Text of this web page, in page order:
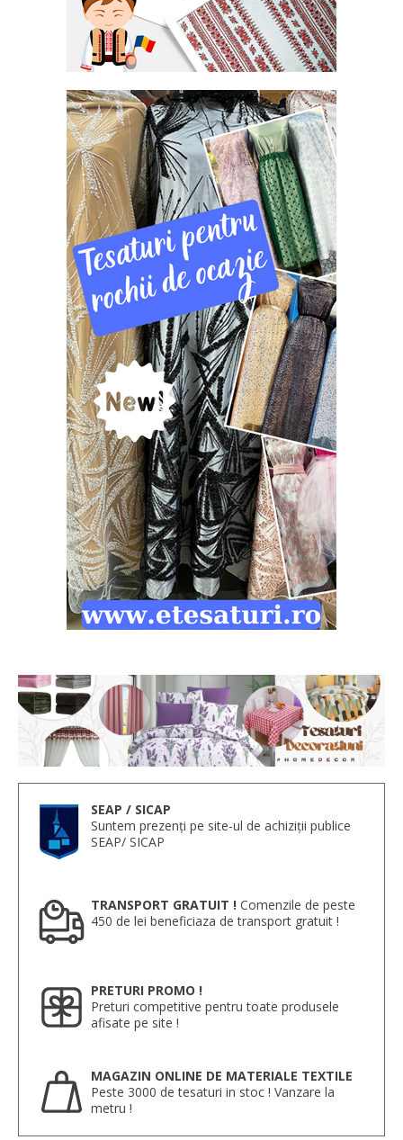
SEAP / SICAP
Suntem prezenți pe site-ul de achiziții publice
SEAP/ SICAP
TRANSPORT GRATUIT ! Comenzile de peste
450 de lei beneficiaza de transport gratuit !
PRETURI PROMO !
Preturi competitive pentru toate produsele
afisate pe site !
MAGAZIN ONLINE DE MATERIALE TEXTILE
Peste 3000 de tesaturi in stoc ! Vanzare la
metru !